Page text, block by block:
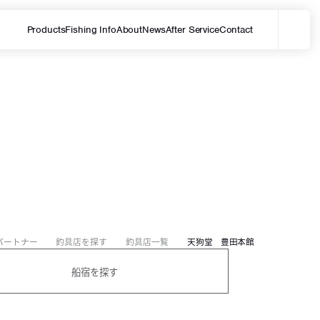
ProductsFishing InfoAboutNewsAfter ServiceContact
サイト内を検索する
ートナー 釣具店を探す 釣具店一覧 天狗堂 豊田本館
船宿を探す